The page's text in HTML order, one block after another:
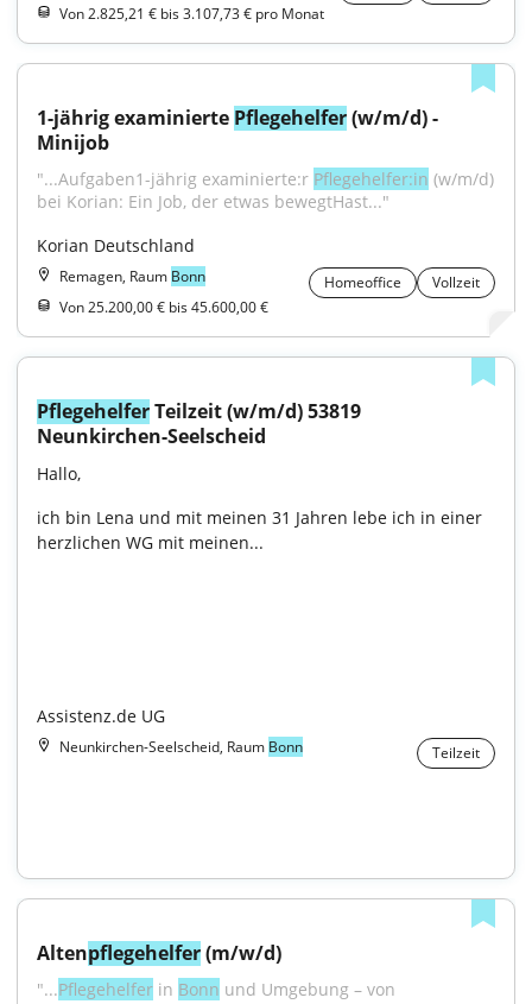
Von 2.825,21 € bis 3.107,73 € pro Monat
1-jährig examinierte Pflegehelfer (w/m/d) -
Minijob
"...Aufgaben1-jährig examinierte:r Pflegehelfer:in (w/m/d)
bei Korian: Ein Job, der etwas bewegtHast..."
Korian Deutschland
Remagen, Raum Bonn Homeoffice
Vollzeit
Von 25.200,00 € bis 45.600,00 €
Pflegehelfer Teilzeit (w/m/d) 53819
Neunkirchen-Seelscheid
Hallo,
ich bin Lena und mit meinen 31 Jahren lebe ich in einer
herzlichen WG mit meinen...
Assistenz.de UG
Neunkirchen-Seelscheid, Raum Bonn Teilzeit
Altenpflegehelfer (m/w/d)
"...Pflegehelfer in Bonn und Umgebung – von